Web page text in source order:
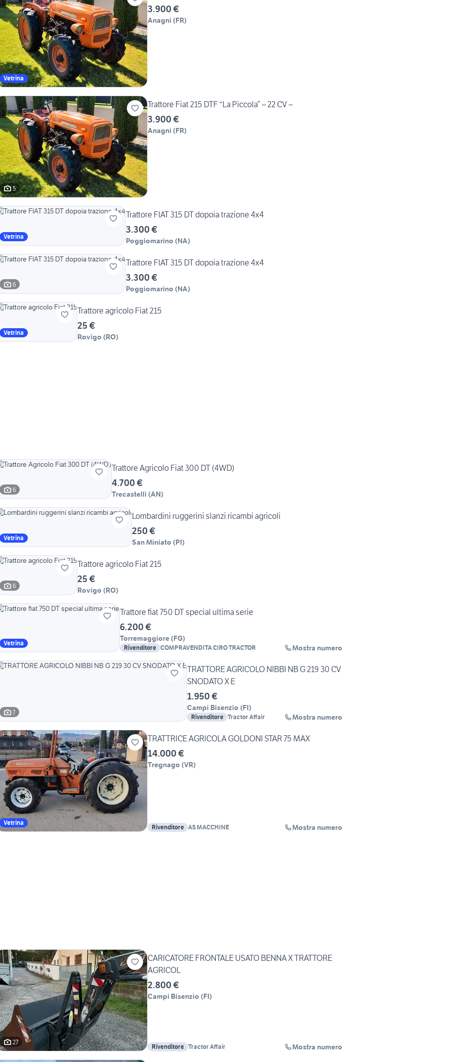
Vetrina
3.900 €
Anagni (FR)
5
Trattore Fiat 215 DTF “La Piccola” – 22 CV –
3.900 €
Anagni (FR)
Vetrina
Trattore FIAT 315 DT dopoia trazione 4x4
3.300 €
Poggiomarino (NA)
6
Trattore FIAT 315 DT dopoia trazione 4x4
3.300 €
Poggiomarino (NA)
Vetrina
Trattore agricolo Fiat 215
25 €
Rovigo (RO)
6
Trattore Agricolo Fiat 300 DT (4WD)
4.700 €
Trecastelli (AN)
Vetrina
Lombardini ruggerini slanzi ricambi agricoli
250 €
San Miniato (PI)
6
Trattore agricolo Fiat 215
25 €
Rovigo (RO)
Vetrina
Trattore fiat 750 DT special ultima serie
6.200 €
Torremaggiore (FG)
Rivenditore COMPRAVENDITA CIRO TRACTOR Mostra numero
7
TRATTORE AGRICOLO NIBBI NB G 219 30 CV
SNODATO X E
1.950 €
Campi Bisenzio (FI)
Rivenditore Tractor Affair Mostra numero
Vetrina
TRATTRICE AGRICOLA GOLDONI STAR 75 MAX
14.000 €
Tregnago (VR)
Rivenditore AS MACCHINE Mostra numero
27
CARICATORE FRONTALE USATO BENNA X TRATTORE
AGRICOL
2.800 €
Campi Bisenzio (FI)
Rivenditore Tractor Affair Mostra numero